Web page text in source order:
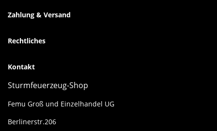
Zahlung & Versand
Rechtliches
Kontakt
Sturmfeuerzeug-Shop
Femu Groß und Einzelhandel UG
Berlinerstr.206